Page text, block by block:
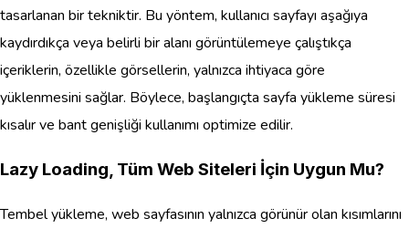
tasarlanan bir tekniktir. Bu yöntem, kullanıcı sayfayı aşağıya
kaydırdıkça veya belirli bir alanı görüntülemeye çalıştıkça
içeriklerin, özellikle görsellerin, yalnızca ihtiyaca göre
yüklenmesini sağlar. Böylece, başlangıçta sayfa yükleme süresi
kısalır ve bant genişliği kullanımı optimize edilir.
Lazy Loading, Tüm Web Siteleri İçin Uygun Mu?
Tembel yükleme, web sayfasının yalnızca görünür olan kısımlarını